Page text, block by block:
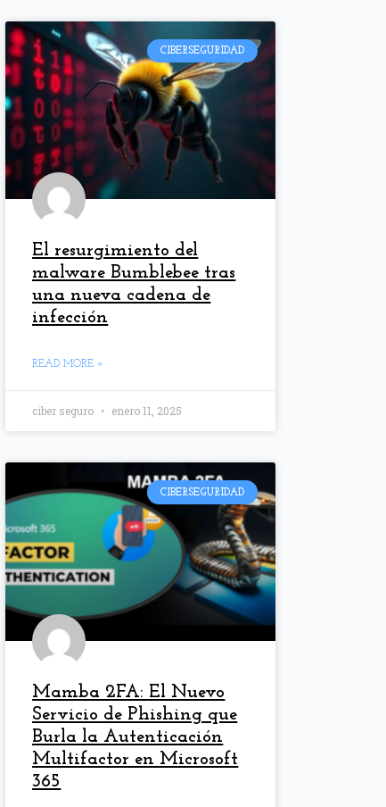
CIBERSEGURIDAD
El resurgimiento del
malware Bumblebee tras
una nueva cadena de
infección
READ MORE »
ciber seguro enero 11, 2025
CIBERSEGURIDAD
Mamba 2FA: El Nuevo
Servicio de Phishing que
Burla la Autenticación
Multifactor en Microsoft
365